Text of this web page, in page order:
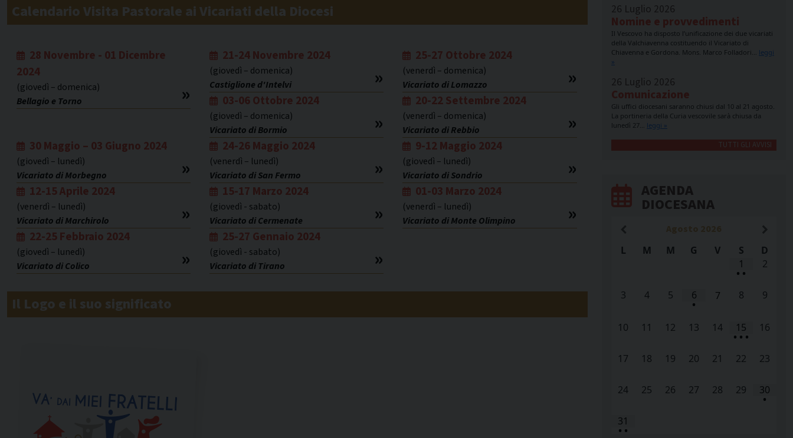
Calendario Visita Pastorale ai Vicariati della Diocesi
28 Novembre - 01 Dicembre
2024
(giovedì – domenica)
Bellagio e Torno
21-24 Novembre 2024
(giovedì – domenica)
Castiglione d'Intelvi
25-27 Ottobre 2024
(venerdì – domenica)
Vicariato di Lomazzo
03-06 Ottobre 2024
(giovedì – domenica)
Vicariato di Bormio
20-22 Settembre 2024
(venerdì – domenica)
Vicariato di Rebbio
30 Maggio – 03 Giugno 2024
(giovedì – lunedì)
Vicariato di Morbegno
24-26 Maggio 2024
(venerdì – lunedì)
Vicariato di San Fermo
9-12 Maggio 2024
(giovedì – lunedì)
Vicariato di Sondrio
12-15 Aprile 2024
(venerdì – lunedì)
Vicariato di Marchirolo
15-17 Marzo 2024
(giovedì - sabato)
Vicariato di Cermenate
01-03 Marzo 2024
(venerdì – lunedì)
Vicariato di Monte Olimpino
22-25 Febbraio 2024
(giovedì – lunedì)
Vicariato di Colico
25-27 Gennaio 2024
(giovedì - sabato)
Vicariato di Tirano
Il Logo e il suo significato
26 Luglio 2026
Nomine e provvedimenti
Il Vescovo ha disposto l’unificazione dei due vicariati
della Valchiavenna costituendo il Vicariato di
Chiavenna e Gordona. Mons. Marco Folladori… leggi
»
26 Luglio 2026
Comunicazione
Gli uffici diocesani saranno chiusi dal 10 al 21 agosto.
La portineria della Curia vescovile sarà chiusa da
lunedì 27… leggi »
TUTTI GLI AVVISI
AGENDA
DIOCESANA
L
M M G V S
D
1
• •
2
3 4 5 6
•
7 8 9
10 11 12 13 14 15
• • •
16
17 18 19 20 21 22 23
24 25 26 27 28 29 30
•
31
• •